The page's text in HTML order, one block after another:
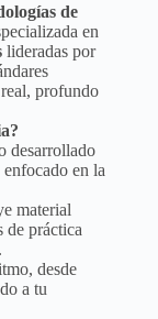
de
en
lideradas por
profundo
desarrollado
en la
material
de práctica
desde
a tu